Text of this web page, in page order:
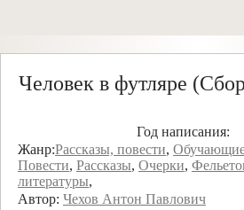
Человек в футляре
Год написания:
Жанр:Рассказы, повести,
Повести, Рассказы, Очерки,
литературы,
Автор: Чехов Антон Павлович